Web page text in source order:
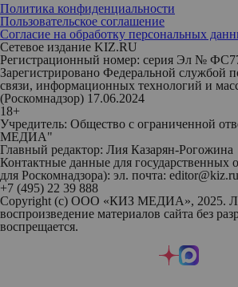
Политика конфиденциальности
Пользовательское соглашение
Согласие на обработку персональных
Сетевое издание KIZ.RU
Регистрационный номер: серия Эл №
Зарегистрировано Федеральной службой
связи, информационных технологий и
(Роскомнадзор) 17.06.2024
18+
Учредитель: Общество с ограниченной
МЕДИА"
Главный редактор: Лия Казарян-Рогожина
Контактные данные для государственных
для Роскомнадзора): эл. почта:
+7 (495) 22 39 888
Copyright (с) ООО «КИЗ МЕДИА», 2025.
воспроизведение материалов сайта без
воспрещается.